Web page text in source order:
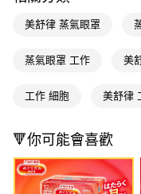
是否繳費成功／繳費後需取
易，需依本服務之必要範圍
２．關於個人資料處理事宜
https://aftee.tw/terms/#terms3
３．未成年的使用者請事先
「AFTEE先享後付」，若未
任。
7-11取貨付款
每筆NT$65，滿
每筆NT$65，滿NT$490(
宅配(本島)
每筆NT$100，滿
美舒律 蒸氣眼罩
蒸氣眼罩 工作 美
工作 細胞 美舒律
🔻你可能會喜歡